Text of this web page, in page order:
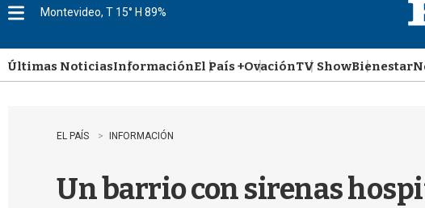
u
Montevideo, T 15° H 89%
Últimas NoticiasInformaciónEl País +OvaciónTV ShowBienestar
EL PAÍS INFORMACIÓN
Un barrio con sirenas